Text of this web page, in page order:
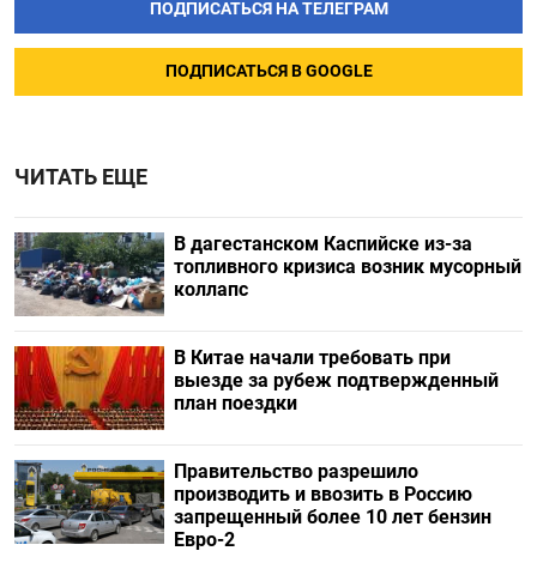
ПОДПИСАТЬСЯ НА ТЕЛЕГРАМ
ПОДПИСАТЬСЯ В GOOGLE
ЧИТАТЬ ЕЩЕ
В дагестанском Каспийске из-за
топливного кризиса возник мусорный
коллапс
В Китае начали требовать при
выезде за рубеж подтвержденный
план поездки
Правительство разрешило
производить и ввозить в Россию
запрещенный более 10 лет бензин
Евро-2